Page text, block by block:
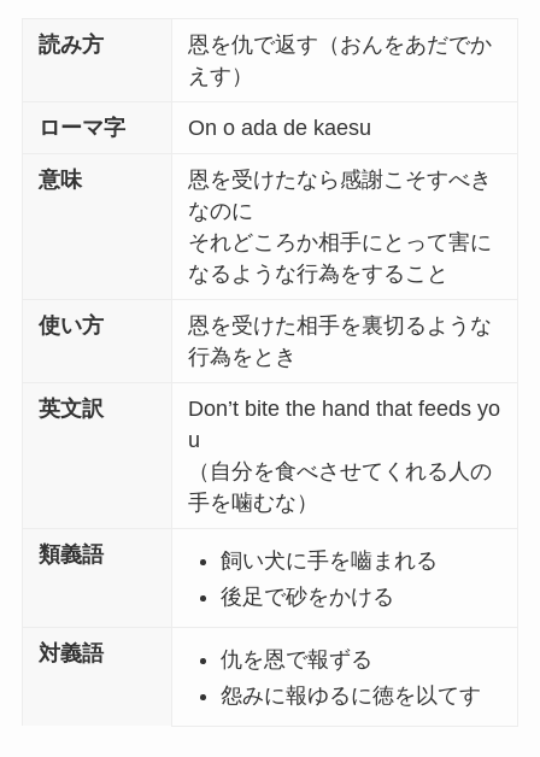
読み方
恩を仇で返す（おんをあだでか
えす）
ローマ字 On o ada de kaesu
意味
恩を受けたなら感謝こそすべき
なのに
それどころか相手にとって害に
なるような行為をすること
使い方
恩を受けた相手を裏切るような
行為をとき
英文訳
Don’t bite the hand that feeds yo
u
（自分を食べさせてくれる人の
手を噛むな）
類義語
飼い犬に手を嚙まれる
後足で砂をかける
対義語
仇を恩で報ずる
怨みに報ゆるに徳を以てす